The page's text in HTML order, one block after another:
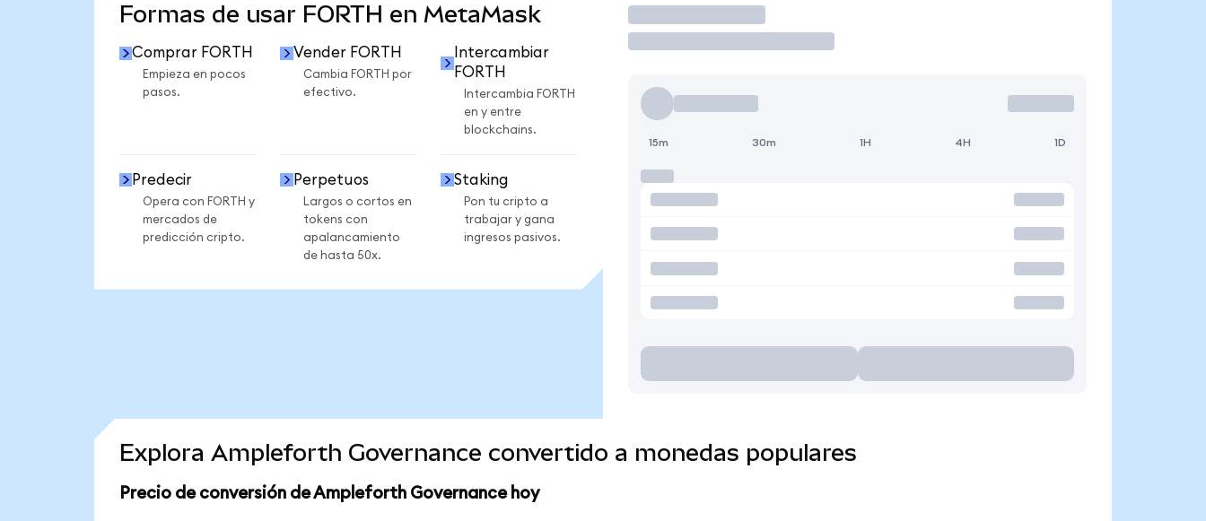
Formas de usar FORTH en MetaMask
Comprar FORTH
Empieza en pocos
pasos.
Vender FORTH
Cambia FORTH por
efectivo.
Intercambiar
FORTH
Intercambia FORTH
en y entre
blockchains.
Predecir
Opera con FORTH y
mercados de
predicción cripto.
Perpetuos
Largos o cortos en
tokens con
apalancamiento
de hasta 50x.
Staking
Pon tu cripto a
trabajar y gana
ingresos pasivos.
Operar
15m 30m 1H 4H 1D
Explora Ampleforth Governance convertido a monedas populares
Precio de conversión de Ampleforth Governance hoy